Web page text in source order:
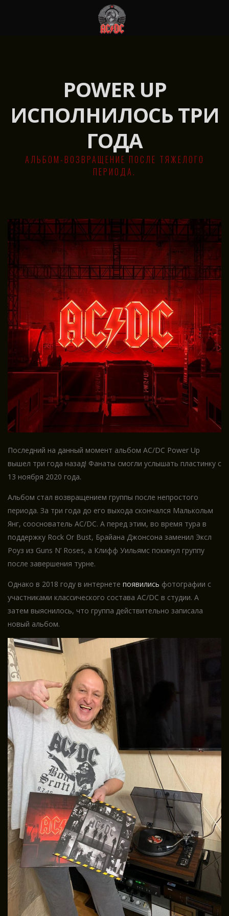
POWER UP
ИСПОЛНИЛОСЬ ТРИ
ГОДА
АЛЬБОМ-ВОЗВРАЩЕНИЕ ПОСЛЕ ТЯЖЕЛОГО
ПЕРИОДА.
Последний на данный момент альбом AC/DC Power Up
вышел три года назад! Фанаты смогли услышать пластинку с
13 ноября 2020 года.
Альбом стал возвращением группы после непростого
периода. За три года до его выхода скончался Малькольм
Янг, сооснователь AC/DC. А перед этим, во время тура в
поддержку Rock Or Bust, Брайана Джонсона заменил Эксл
Роуз из Guns N’ Roses, а Клифф Уильямс покинул группу
после завершения турне.
Однако в 2018 году в интернете появились фотографии с
участниками классического состава AC/DC в студии. А
затем выяснилось, что группа действительно записала
новый альбом.